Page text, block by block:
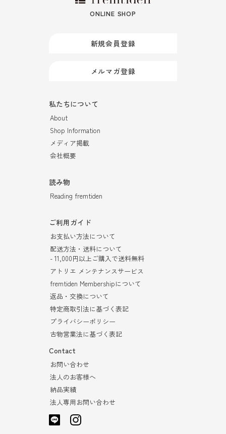
ONLINE SHOP
新規会員登録
メルマガ登録
私たちについて
About
Shop Information
メディア掲載
会社概要
読み物
Reading fremtiden
ご利用ガイド
お支払い方法について
配送方法・送料について
- 11,000円以上ご購入で送料無料
アトリエ メンテナンスサービス
fremtiden Membershipについて
返品・交換について
特定商取引法に基づく表記
プライバシーポリシー
古物営業法に基づく表記
Contact
お問い合わせ
法人のお客様へ
納品実績
法人専用お問い合わせ